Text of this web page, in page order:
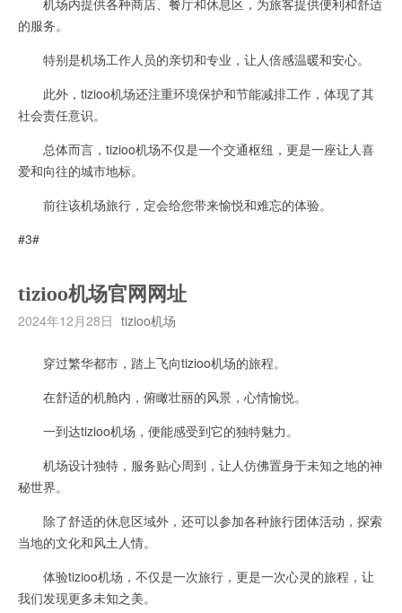
的服务。
特别是机场工作人员的亲切和专业，让人倍感温暖和安心。
此外，tizioo机场还注重环境保护和节能减排工作，体现了其
社会责任意识。
总体而言，tizioo机场不仅是一个交通枢纽，更是一座让人喜
爱和向往的城市地标。
前往该机场旅行，定会给您带来愉悦和难忘的体验。
#3#
tizioo机场官网网址
2024年12月28日 tizioo机场
穿过繁华都市，踏上飞向tizioo机场的旅程。
在舒适的机舱内，俯瞰壮丽的风景，心情愉悦。
一到达tizioo机场，便能感受到它的独特魅力。
机场设计独特，服务贴心周到，让人仿佛置身于未知之地的神
秘世界。
除了舒适的休息区域外，还可以参加各种旅行团体活动，探索
当地的文化和风土人情。
体验tizioo机场，不仅是一次旅行，更是一次心灵的旅程，让
我们发现更多未知之美。